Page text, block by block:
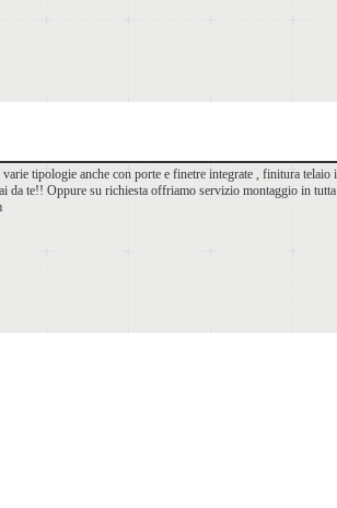
tipologie anche con porte e finetre integrate , finitura telaio
da te!! Oppure su richiesta offriamo servizio montaggio in